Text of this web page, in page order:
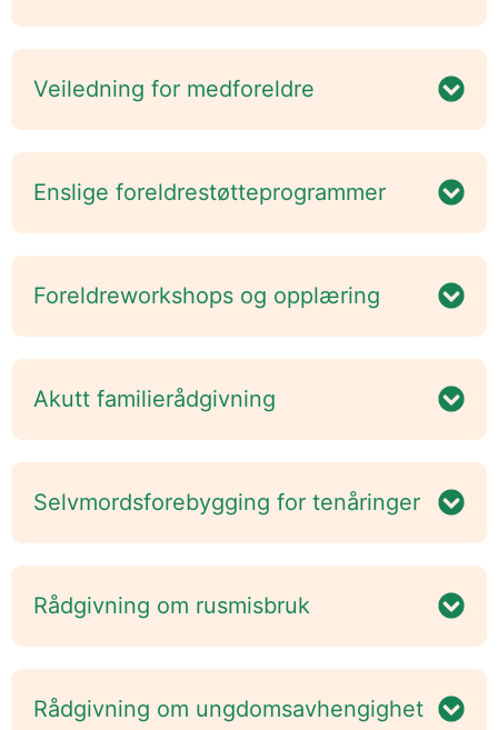
Veiledning for medforeldre
Enslige foreldrestøtteprogrammer
Foreldreworkshops og opplæring
Akutt familierådgivning
Selvmordsforebygging for tenåringer
Rådgivning om rusmisbruk
Rådgivning om ungdomsavhengighet